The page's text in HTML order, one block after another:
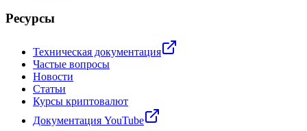
Ресурсы
Техническая документация
Частые вопросы
Новости
Статьи
Курсы криптовалют
Документация YouTube